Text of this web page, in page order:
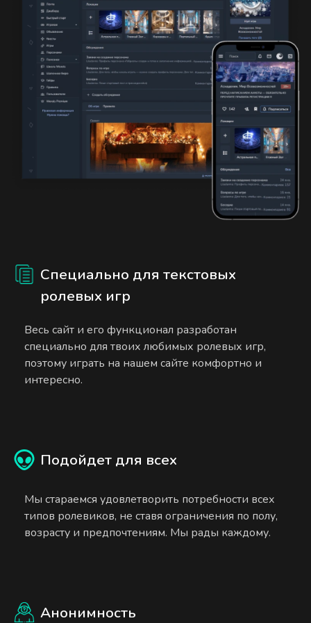
Специально для текстовых
ролевых игр
Весь сайт и его функционал разработан
специально для твоих любимых ролевых игр,
поэтому играть на нашем сайте комфортно и
интересно.
Подойдет для всех
Мы стараемся удовлетворить потребности всех
типов ролевиков, не ставя ограничения по полу,
возрасту и предпочтениям. Мы рады каждому.
Анонимность